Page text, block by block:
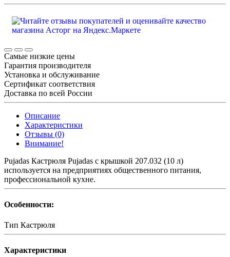
Самые низкие цены
Гарантия производителя
Установка и обслуживание
Сертификат соответствия
Доставка по всей России
Описание
Характеристики
Отзывы (0)
Внимание!
Pujadas Кастрюля Pujadas с крышкой 207.032 (10 л)
используется на предприятиях общественного питания,
профессиональной кухне.
Особенности:
Тип Кастрюля
Характеристики